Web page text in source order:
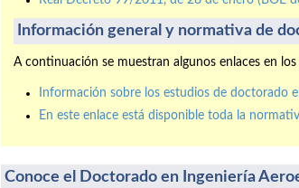
Información general y normativa de
A continuación se muestran algunos enlaces en
Información sobre los estudios de doctorado
En este enlace está disponible toda la
Conoce el Doctorado en Ingeniería